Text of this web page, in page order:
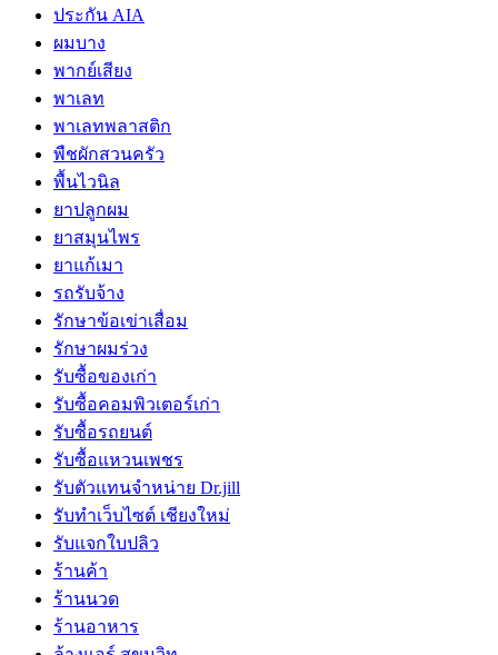
ประกัน AIA
ผมบาง
พากย์เสียง
พาเลท
พาเลทพลาสติก
พืชผักสวนครัว
พื้นไวนิล
ยาปลูกผม
ยาสมุนไพร
ยาแก้เมา
รถรับจ้าง
รักษาข้อเข่าเสื่อม
รักษาผมร่วง
รับซื้อของเก่า
รับซื้อคอมพิวเตอร์เก่า
รับซื้อรถยนต์
รับซื้อแหวนเพชร
รับตัวแทนจำหน่าย Dr.jill
รับทำเว็บไซต์ เชียงใหม่
รับแจกใบปลิว
ร้านค้า
ร้านนวด
ร้านอาหาร